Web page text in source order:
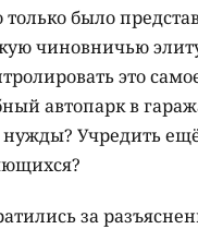
только было
чиновничью
это
автопарк в
нужды? Учредить
за